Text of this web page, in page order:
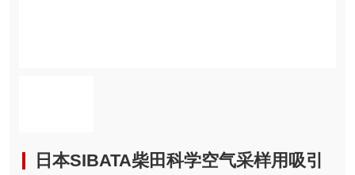
日本SIBATA柴田科学空气采样用吸引